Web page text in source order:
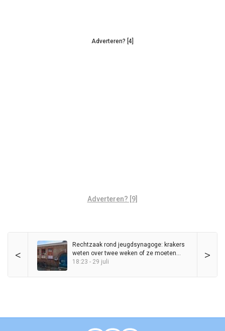
Adverteren? [4]
Adverteren? [9]
< >
Rechtzaak rond jeugdsynagoge: krakers
weten over twee weken of ze moeten
vertrekken
18:23 - 29 juli